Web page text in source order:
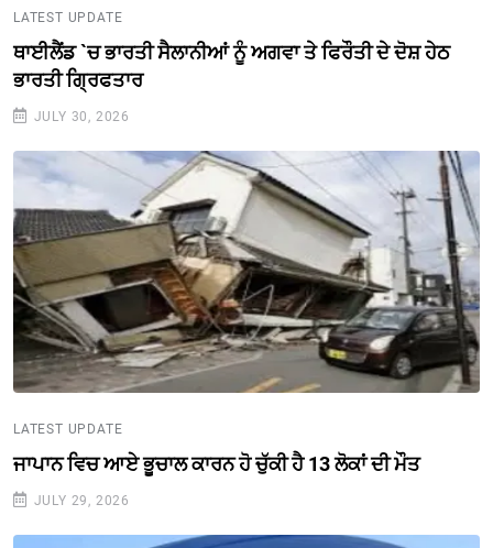
LATEST UPDATE
ਥਾਈਲੈਂਡ `ਚ ਭਾਰਤੀ ਸੈਲਾਨੀਆਂ ਨੂੰ ਅਗਵਾ ਤੇ ਫਿਰੌਤੀ ਦੇ ਦੋਸ਼ ਹੇਠ
ਭਾਰਤੀ ਗ੍ਰਿਫਤਾਰ
JULY 30, 2026
LATEST UPDATE
ਜਾਪਾਨ ਵਿਚ ਆਏ ਭੂਚਾਲ ਕਾਰਨ ਹੋ ਚੁੱਕੀ ਹੈ 13 ਲੋਕਾਂ ਦੀ ਮੌਤ
JULY 29, 2026